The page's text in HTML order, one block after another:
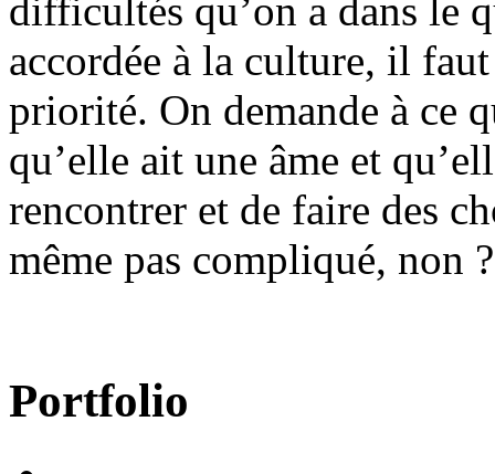
difficultés qu’on a dans le
accordée à la culture, il
priorité. On demande à ce
qu’elle ait une âme et
rencontrer et de faire des
même pas compliqué, non
Portfolio